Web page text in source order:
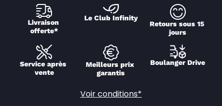
Livraison
offerte*
Le Club Infinity
Retours sous 15
jours
Service après
vente
Meilleurs prix
garantis
Boulanger Drive
Voir conditions*